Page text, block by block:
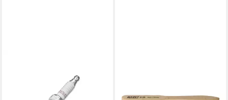
Zündkerzen für VRSC-
ab 14,20 €